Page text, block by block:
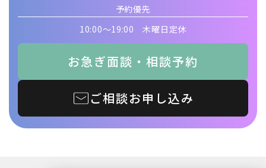
予約優先
10:00〜19:00 木曜日定休
お急ぎ面談・相談予約
ご相談お申し込み